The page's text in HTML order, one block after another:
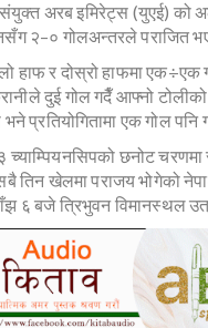
अरब इमिरेट्स (युएई) को
२–० गोलअन्तरले पराजित
हाफ र दोस्रो हाफमा
दुई गोल गदैँ आफ्नो
प्रतियोगितामा एक गोल
च्याम्पियनसिपको छनोट
तिन खेलमा पराजय भोगेको
६ बजे त्रिभुवन विमानस्थल